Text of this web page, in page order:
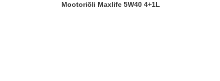
Mootoriõli Maxlife 5W40 4+1L